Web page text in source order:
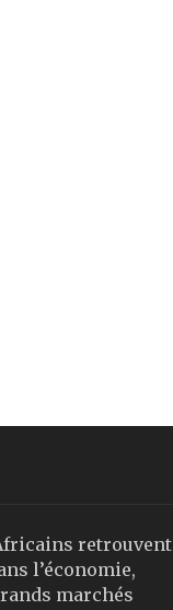
retrouvent
l’économie,
marchés